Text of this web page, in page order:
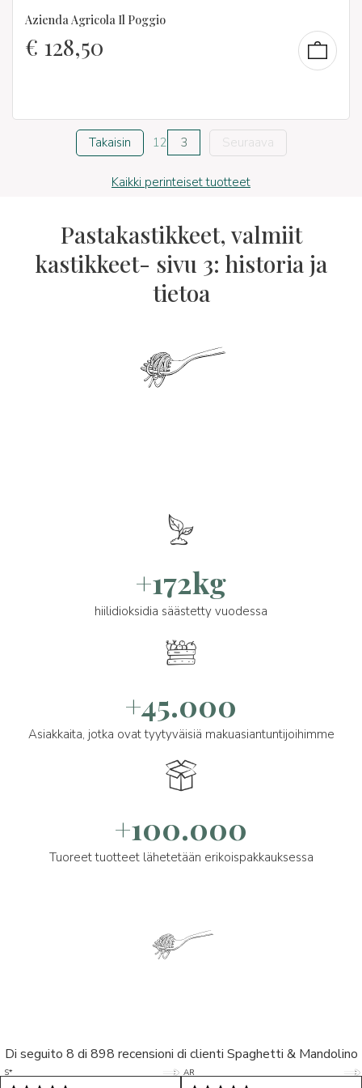
Azienda Agricola Il Poggio
€ 128,50
Takaisin 12 3 Seuraava
Kaikki perinteiset tuotteet
Pastakastikkeet, valmiit
kastikkeet- sivu 3: historia ja
tietoa
+172kg
hiilidioksidia säästetty vuodessa
+45.000
Asiakkaita, jotka ovat tyytyväisiä makuasiantuntijoihimme
+100.000
Tuoreet tuotteet lähetetään erikoispakkauksessa
Di seguito 8 di 898 recensioni di clienti Spaghetti & Mandolino
S* 5/5
LP
AR 5/5
D*